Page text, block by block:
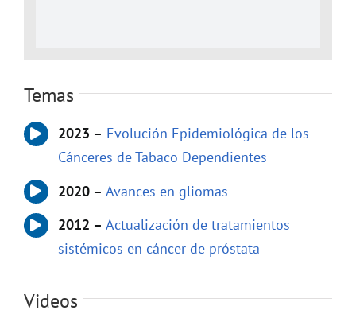
Temas
2023 – Evolución Epidemiológica de los
Cánceres de Tabaco Dependientes
2020 – Avances en gliomas
2012 – Actualización de tratamientos
sistémicos en cáncer de próstata
Videos